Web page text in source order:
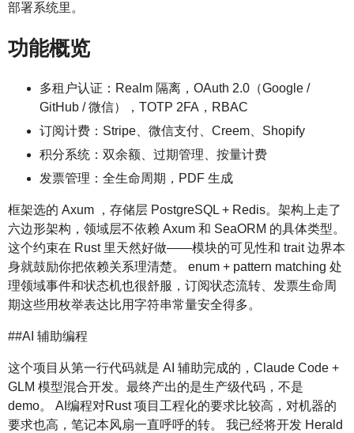
部署系统里。
功能概览
多租户认证：Realm 隔离，OAuth 2.0（Google /
GitHub / 微信），TOTP 2FA，RBAC
订阅计费：Stripe、微信支付、Creem、Shopify
积分系统：双余额、过期管理、按量计费
发票管理：全生命周期，PDF 生成
框架选的 Axum ，存储层 PostgreSQL + Redis。架构上走了
六边形架构，领域层不依赖 Axum 和 SeaORM 的具体类型。
这个约束在 Rust 里天然好做——模块的可见性和 trait 边界本
身就鼓励你把依赖关系理清楚。 enum + pattern matching 处
理领域事件和状态机也很舒服，订阅状态流转、发票生命周
期这些用枚举表达比用字符串常量安全得多。
##AI 辅助编程
这个项目从第一行代码就是 AI 辅助完成的，Claude Code +
GLM 模型混合开发。最终产出的是生产级代码，不是
demo。 AI编程对Rust 项目工程化的要求比较高，对机器的
要求也高，笔记本风扇一直呼呼的转。 我已经将开发 Herald